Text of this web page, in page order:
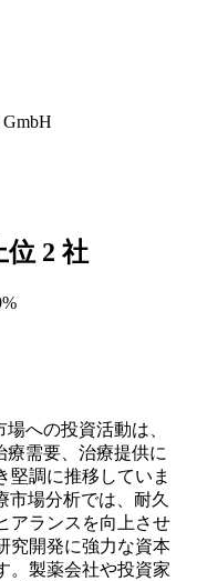
GmbH
2 社
への投資活動は、
需要、治療提供に
堅調に推移していま
市場分析では、耐久
アランスを向上させ
究開発に強力な資本
。製薬会社や投資家